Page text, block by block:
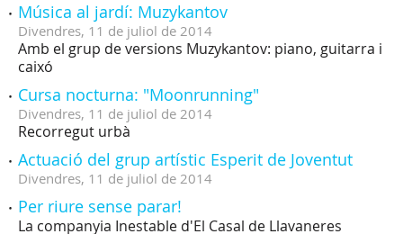
Música al jardí: Muzykantov
Divendres, 11 de juliol de 2014
Amb el grup de versions Muzykantov: piano, guitarra i
caixó
Cursa nocturna: "Moonrunning"
Divendres, 11 de juliol de 2014
Recorregut urbà
Actuació del grup artístic Esperit de Joventut
Divendres, 11 de juliol de 2014
Per riure sense parar!
La companyia Inestable d'El Casal de Llavaneres